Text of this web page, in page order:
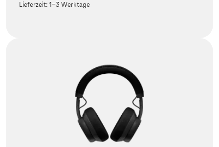
Lieferzeit:1-3 Werktage